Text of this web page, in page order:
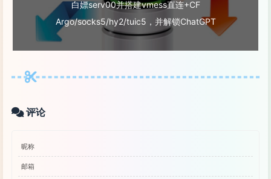
白嫖serv00并搭建vmess直连+CF
Argo/socks5/hy2/tuic5，并解锁ChatGPT
评论